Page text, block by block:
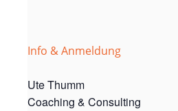
Info & Anmeldung
Ute Thumm
Coaching & Consulting